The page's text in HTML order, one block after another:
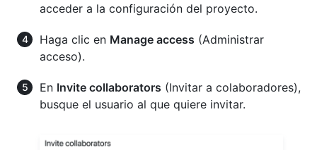
acceder a la configuración del proyecto.
Haga clic en Manage access (Administrar
acceso).
En Invite collaborators (Invitar a colaboradores),
busque el usuario al que quiere invitar.